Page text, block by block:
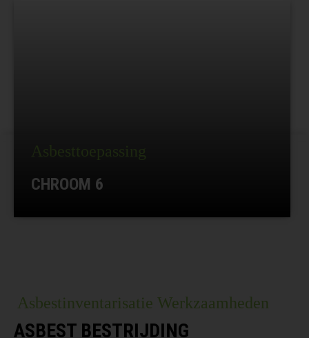
Asbesttoepassing
CHROOM 6
Asbestinventarisatie Werkzaamheden
ASBEST BESTRIJDING